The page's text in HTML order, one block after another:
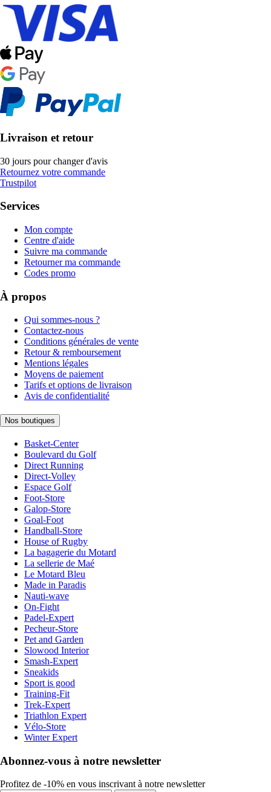
Livraison et retour
30 jours pour changer d'avis
Retournez votre commande
Trustpilot
Services
Mon compte
Centre d'aide
Suivre ma commande
Retourner ma commande
Codes promo
À propos
Qui sommes-nous ?
Contactez-nous
Conditions générales de vente
Retour & remboursement
Mentions légales
Moyens de paiement
Tarifs et options de livraison
Avis de confidentialité
Nos boutiques
Basket-Center
Boulevard du Golf
Direct Running
Direct-Volley
Espace Golf
Foot-Store
Galop-Store
Goal-Foot
Handball-Store
House of Rugby
La bagagerie du Motard
La sellerie de Maé
Le Motard Bleu
Made in Paradis
Nauti-wave
On-Fight
Padel-Expert
Pecheur-Store
Pet and Garden
Slowood Interior
Smash-Expert
Sneakids
Sport is good
Training-Fit
Trek-Expert
Triathlon Expert
Vélo-Store
Winter Expert
Abonnez-vous à notre newsletter
Profitez de -10% en vous inscrivant à notre newsletter